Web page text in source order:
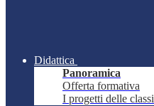
Didattica
Panoramica
Offerta formativa
I progetti delle classi